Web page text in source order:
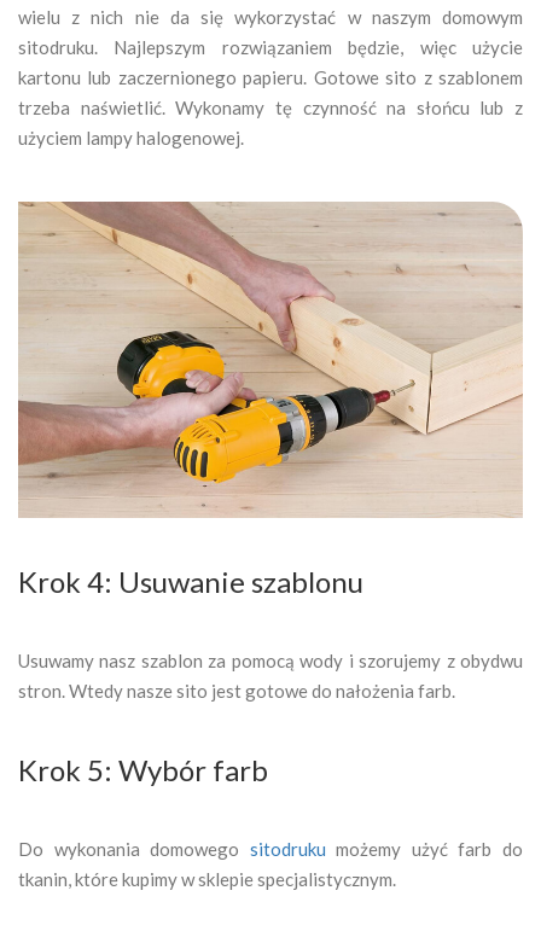
wielu z nich nie da się wykorzystać w naszym domowym
sitodruku. Najlepszym rozwiązaniem będzie, więc użycie
kartonu lub zaczernionego papieru. Gotowe sito z szablonem
trzeba naświetlić. Wykonamy tę czynność na słońcu lub z
użyciem lampy halogenowej.
Krok 4: Usuwanie szablonu
Usuwamy nasz szablon za pomocą wody i szorujemy z obydwu
stron. Wtedy nasze sito jest gotowe do nałożenia farb.
Krok 5: Wybór farb
Do wykonania domowego sitodruku możemy użyć farb do
tkanin, które kupimy w sklepie specjalistycznym.